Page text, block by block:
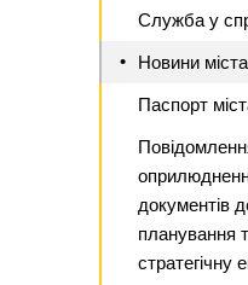
Служба у
Новини міста
Паспорт
документів
планування
стратегічну